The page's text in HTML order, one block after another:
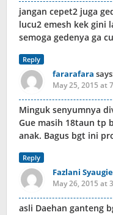
jangan cepet2 juga
lucu2 emesh kek gini
semoga gedenya ga
Reply
fararafara
May 25, 2015 at
Minguk senyumnya
Gue masih 18taun tp
anak. Bagus bgt ini
Reply
Fazlani Syaugie
May 26, 2015 at
asli Daehan ganteng